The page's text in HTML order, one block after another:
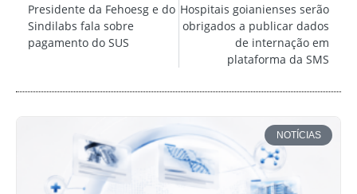
Presidente da Fehoesg e do
Sindilabs fala sobre
pagamento do SUS
Hospitais goianienses serão
obrigados a publicar dados
de internação em
plataforma da SMS
NOTÍCIAS